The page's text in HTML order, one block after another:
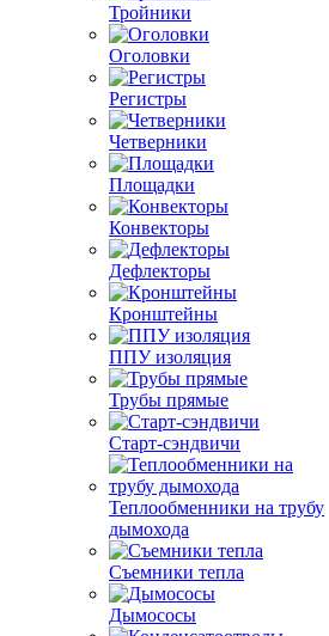
Тройники
Оголовки
Регистры
Четверники
Площадки
Конвекторы
Дефлекторы
Кронштейны
ППУ изоляция
Трубы прямые
Старт-сэндвичи
Теплообменники на трубу
дымохода
Съемники тепла
Дымососы